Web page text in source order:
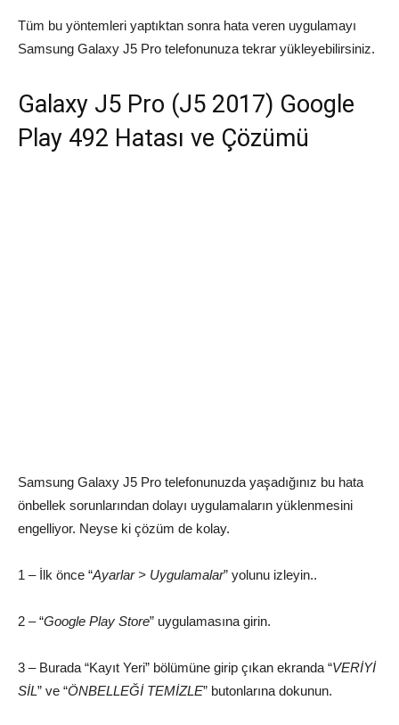
Tüm bu yöntemleri yaptıktan sonra hata veren uygulamayı
Samsung Galaxy J5 Pro telefonunuza tekrar yükleyebilirsiniz.
Galaxy J5 Pro (J5 2017) Google
Play 492 Hatası ve Çözümü
Samsung Galaxy J5 Pro telefonunuzda yaşadığınız bu hata
önbellek sorunlarından dolayı uygulamaların yüklenmesini
engelliyor. Neyse ki çözüm de kolay.
1 – İlk önce “Ayarlar > Uygulamalar” yolunu izleyin..
2 – “Google Play Store” uygulamasına girin.
3 – Burada “Kayıt Yeri” bölümüne girip çıkan ekranda “VERİYİ
SİL” ve “ÖNBELLEĞİ TEMİZLE” butonlarına dokunun.